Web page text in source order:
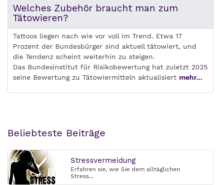
Welches Zubehör braucht man zum
Tätowieren?
Tattoos liegen nach wie vor voll im Trend. Etwa 17
Prozent der Bundesbürger sind aktuell tätowiert, und
die Tendenz scheint weiterhin zu steigen.
Das Bundesinstitut für Risikobewertung hat zuletzt 2025
seine Bewertung zu Tätowiermitteln aktualisiert mehr...
Beliebteste Beiträge
Stressvermeidung
Erfahren sie, wie Sie dem alltäglichen
Stress...